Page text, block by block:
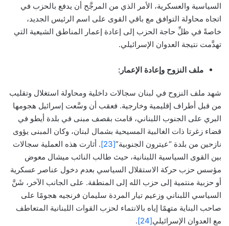
السياسية والعسكرية، الأمر الذي من المرجَّح أن يدفع بالحزب في
اتجاه محاولة التوافق مع باقي القوى على اسم الرئيس الجديد،
خاصةً في ظلِّ حاجة الحزب إلى إعادة إعمار المناطق الشيعية التي
تهدَّمت نتيجة العدوان الإسرائيلي.
ملف النزوح وإعادة الإعمار:
شهد ملف النزوح في لبنان سجالات داخلية ومحاولة استغلال وتقليب
من قبل أطراف إقليمية وخارجية. فعقب أن وسَّعت إسرائيل هجومها
البري على الجنوب اللبناني، قامت بقصف مبنى في بلدة أيطو في
قضاء زغرتا ذات الغالبية المسيحية بشمال لبنان، وكان المبنى يؤوى
نازحين من بلدة “عيترون الجنوبية”[23]
. أثارت هذه العملية سجالات
بين القوى السياسية اللبنانية، حيث طالب النائب ميشال معوض
مؤسس حزب حركة الاستقلال السياسي بعدم دخول عناصر عسكرية
أو حزبية منتمية إلى حزب الله إلى المنطقة. على الجانب الآخر، شَنَّ
السياسي اللبناني وزعيم تيار المردة سليمان فرنجيه هجومًا على
صاحب البناية متهمًا إياه بالانتماء لحزب القوات اللبنانية المتعاطف
مع العدوان الإسرائيلي[24]
.